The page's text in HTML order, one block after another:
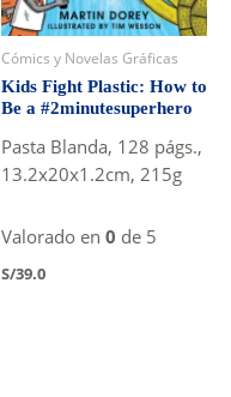
Cómics y Novelas Gráficas
Kids Fight Plastic: How to
Be a #2minutesuperhero
Pasta Blanda, 128 págs.,
13.2x20x1.2cm, 215g
Valorado en 0 de 5
S/39.0